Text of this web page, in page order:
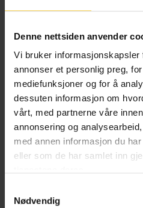
Denne nettsiden anvender
Vi bruker informasjonskapsler
annonser et personlig preg,
mediefunksjoner og for å
dessuten informasjon om
vårt, med partnerne våre
annonsering og
med annen informasjon du
eller som de har samlet inn
Nødvendig
Imran
Trygderett og